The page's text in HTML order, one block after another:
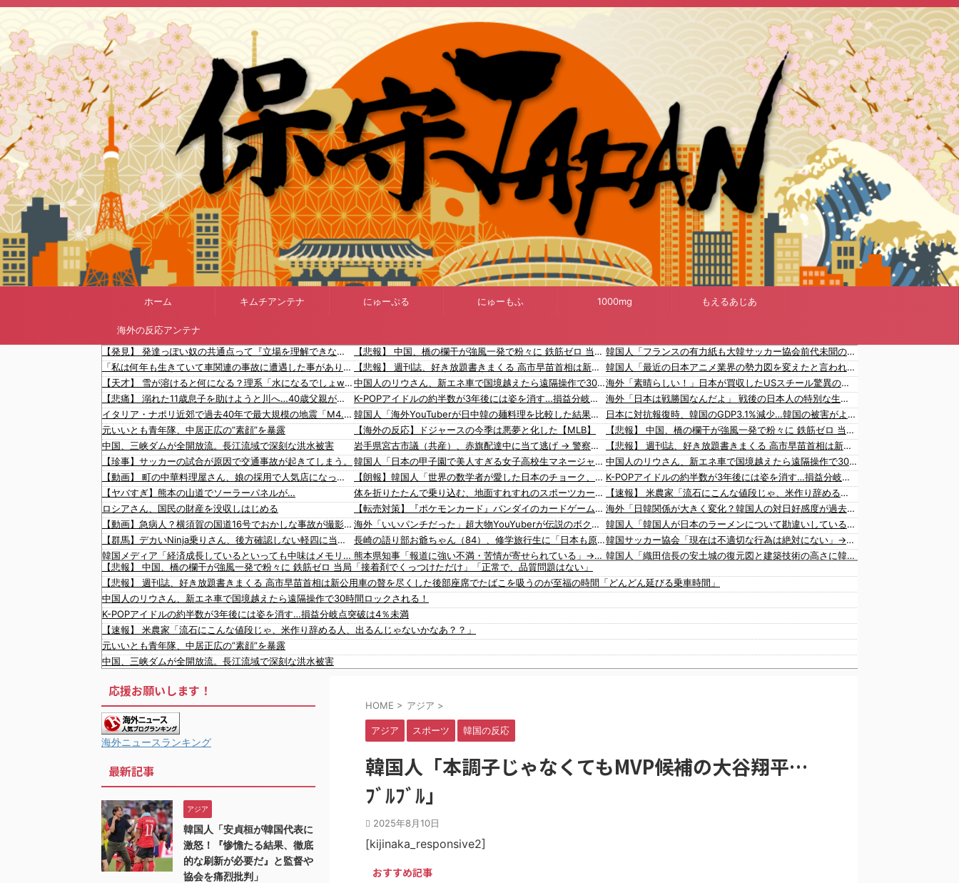
ホーム キムチアンテナ にゅーぷる にゅーもふ 1000mg もえるあじあ
海外の反応アンテナ
【発見】 発達っぽい奴の共通点って『立場を理解できない』だよな
「私は何年も生きていて車関連の事故に遭遇した事がありません、これが保険に入る必要がない答えです。任意保険入れ は押し付け」←大炎上でボコボコにｗｗｗｗｗｗｗｗｗｗｗ
【天才】 雪が溶けると何になる？理系「水になるでしょw」文系ワイ「はぁ～…」→結果ｗｗｗ
【悲痛】 溺れた11歳息子を助けようと川へ…40歳父親が〇亡 息子は母親が救助 愛知
イタリア・ナポリ近郊で過去40年で最大規模の地震「M4.7」の揺れを観測
元いいとも青年隊、中居正広の”素顔”を暴露
中国、三峡ダムが全開放流。長江流域で深刻な洪水被害
【珍事】サッカーの試合が原因で交通事故が起きてしまう。
【動画】 町の中華料理屋さん、娘の採用で人気店になってしまう
【ヤバすぎ】熊本の山道でソーラーパネルが…
ロシアさん、国民の財産を没収しはじめる
【動画】急病人？横須賀の国道16号でおかしな事故が撮影される。
【群馬】デカいNinja乗りさん、後方確認しない軽四に当てられてしまう。
韓国メディア「経済成長しているといっても中味はメモリ価格だけ。雇用増加見通しが半減してしまった」……韓国の内需不況は根強い状況っすね
ブルームバーグ「韓国株式市場はすでに投資不適格となった」→韓国財務相「韓国経済は絶好調！ 韓国市場は安泰!!」……まあ、うん。国外からどう認識されているのかって問題だから……さ
【悲報】ロシア報道官「広島市長は毎年、ロシアを嫌悪する『偽りの呪文』を繰り返し、日本人をゾンビ化させている」と主張
文在寅、航空未経験の娘婿を重役にして収賄で起訴された
中国の海水浴場の映像があまりにも・・・
【批判】ワールドカップ決勝のハーフタイムショー、英紙｢BTSが出てきて悪夢かと思った｣
中国人による密漁が止まらない
【悲報】 中国、橋の欄干が強風一発で粉々に 鉄筋ゼロ 当局「接着剤でくっつけただけ」「正常で、品質問題はない」
【悲報】 週刊誌、好き放題書きまくる 高市早苗首相は新公用車の贅を尽くした後部座席でたばこを吸うのが至福の時間「どんどん延びる乗車時間」
中国人のリウさん、新エネ車で国境越えたら遠隔操作で30時間ロックされる！
K-POPアイドルの約半数が3年後には姿を消す…損益分岐点突破は4％未満
韓国人「海外YouTuberが日中韓の麺料理を比較した結果がこちら・・・」
【海外の反応】ドジャースの今季は悪夢と化した【MLB】
岩手県宮古市議（共産）、赤旗配達中に当て逃げ → 警察から連絡が来て宮古署を訪れ事情聴取
韓国人「日本の甲子園で美人すぎる女子高校生マネージャーが見つかり話題に！」→「青春のワンシーンみたい‥」
【朗報】韓国人「世界の数学者が愛した日本のチョーク、社長が最後に選んだ相手」
体を折りたたんで乗り込む、地面すれすれのスポーツカー「速いのか？いいえ。広いのか？いいえ」【海外の反応】
【転売対策】『ポケモンカード』バンダイのカードゲームも転売対策にマイナンバー導入開始、今月から抽選販売に本人認証、公式大会にも「効果バツグン」
海外「いいパンチだった」超大物YouYuberが伝説のボクサーマイク・タイソンにパンチを食らうｗｗ
長崎の語り部お爺ちゃん（84）、修学旅行生に「日本も原爆を持たないと負ける」と言われびっくり！ 被団協代表（85）も中学生に「核を持たないで日本を守れますか」と問われ危機感
熊本県知事「報道に強い不満・苦情が寄せられている」→TBSの報道特集がまさにそれな件
韓国人「海外が想像する韓国人キャラクターのイメージがこちら・・・」
韓国人「フランスの有力紙も大韓サッカー協会前代未聞の不祥事を詳細に報道！」→「国際的スキャンダルに発展してしまう‥」
韓国人「最近の日本アニメ業界の勢力図を変えたと言われる作品がこちら…」→「こういうのが面白い…（ブルブル」＝韓国の反応
海外「素晴らしい！」日本が買収したUSスチール驚異の大復活に米国人が大喜び
海外「日本は戦勝国なんだよ」 戦後の日本人の特別な生き様に各国から称賛の声
日本に対抗報復時、韓国のGDP3.1%減少…韓国の被害がより大きい＝韓国の反応
【悲報】 中国、橋の欄干が強風一発で粉々に 鉄筋ゼロ 当局「接着剤でくっつけただけ」「正常で、品質問題はない」
【悲報】 週刊誌、好き放題書きまくる 高市早苗首相は新公用車の贅を尽くした後部座席でたばこを吸うのが至福の時間「どんどん延びる乗車時間」
中国人のリウさん、新エネ車で国境越えたら遠隔操作で30時間ロックされる！
K-POPアイドルの約半数が3年後には姿を消す…損益分岐点突破は4％未満
【速報】 米農家「流石にこんな値段じゃ、米作り辞める人、出るんじゃないかなあ？？」
海外「日韓関係が大きく変化？韓国人の対日好感度が過去最高を記録」
韓国人「韓国人が日本のラーメンについて勘違いしていることがこちら…」→「えっ？？？？？？？？？？」＝韓国の反応
韓国サッカー協会「現在は不適切な行為は絶対にない」→韓国人「一番重要なのは2002年なのにそこは言及しないんだなｗｗｗ」「責任逃れが本当にひどい・・・」
韓国人「織田信長の安土城の復元図と建築技術の高さに韓国人が衝撃！」→「当時の技術力に言葉を失う‥」
【悲報】 中国、橋の欄干が強風一発で粉々に 鉄筋ゼロ 当局「接着剤でくっつけただけ」「正常で、品質問題はない」
【悲報】 週刊誌、好き放題書きまくる 高市早苗首相は新公用車の贅を尽くした後部座席でたばこを吸うのが至福の時間「どんどん延びる乗車時間」
中国人のリウさん、新エネ車で国境越えたら遠隔操作で30時間ロックされる！
K-POPアイドルの約半数が3年後には姿を消す…損益分岐点突破は4％未満
【速報】 米農家「流石にこんな値段じゃ、米作り辞める人、出るんじゃないかなあ？？」
元いいとも青年隊、中居正広の”素顔”を暴露
中国、三峡ダムが全開放流。長江流域で深刻な洪水被害
ロシアさん、国民の財産を没収しはじめる
山本由伸の無失点力投＆大谷の決勝内野安打でドジャースが連敗ストップ！←「我々は二度と負けない」（海外の反応）
【画像】 全身入れ墨の彫り師、『とんでもない正論』を吐いて30万再生されてしまうｗｗｗｗｗｗｗ
反核団体の代表を務める爺さん、「核を持たないで日本を守れますか」と中学生に詰問された結果……
【悲報】高市総理の悲願「消費税1％」表明も支持率初の6割切り
韓国人「韓国人が日本のラーメンについて勘違いしていることがこちら…」→「えっ？？？？？？？？？？」＝韓国の反応
韓国サッカー協会「現在は不適切な行為は絶対にない」→韓国人「一番重要なのは2002年なのにそこは言及しないんだなｗｗｗ」「責任逃れが本当にひどい・・・」
韓国人「織田信長の安土城の復元図と建築技術の高さに韓国人が衝撃！」→「当時の技術力に言葉を失う‥」
韓国人「日本の某全国チェーン店の商品写真が話題になっている理由がこちら…」→「羨ましい…（ﾌﾞﾙﾌﾞﾙ」＝韓国の反応
HOME > アジア >
アジア スポーツ 韓国の反応
韓国人「本調子じゃなくてもMVP候補の大谷翔平…
ﾌﾞﾙﾌﾞﾙ」
2025年8月10日
[kijinaka_responsive2]
おすすめ記事
応援お願いします！
海外ニュースランキング
最新記事
アジア
韓国人「安貞桓が韓国代表に
激怒！『惨憺たる結果、徹底
的な刷新が必要だ』と監督や
協会を痛烈批判」